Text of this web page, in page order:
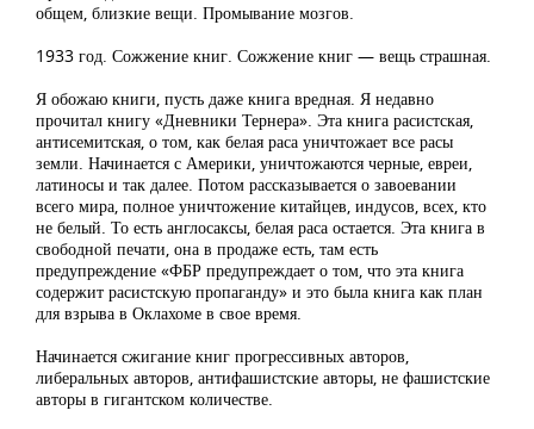
общем, близкие вещи. Промывание мозгов.
1933 год. Сожжение книг. Сожжение книг — вещь страшная.
Я обожаю книги, пусть даже книга вредная. Я недавно
прочитал книгу «Дневники Тернера». Эта книга расистская,
антисемитская, о том, как белая раса уничтожает все расы
земли. Начинается с Америки, уничтожаются черные, евреи,
латиносы и так далее. Потом рассказывается о завоевании
всего мира, полное уничтожение китайцев, индусов, всех, кто
не белый. То есть англосаксы, белая раса остается. Эта книга в
свободной печати, она в продаже есть, там есть
предупреждение «ФБР предупреждает о том, что эта книга
содержит расистскую пропаганду» и это была книга как план
для взрыва в Оклахоме в свое время.
Начинается сжигание книг прогрессивных авторов,
либеральных авторов, антифашистские авторы, не фашистские
авторы в гигантском количестве.